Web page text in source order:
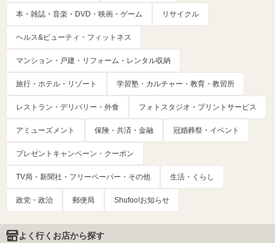
本・雑誌・音楽・DVD・映画・ゲーム リサイクル
ヘルス&ビューティ・フィットネス
マンション・戸建・リフォーム・レンタル収納
旅行・ホテル・リゾート 学習塾・カルチャー・教育・教習所
レストラン・デリバリー・外食 フォトスタジオ・プリントサービス
アミューズメント 保険・共済・金融 冠婚葬祭・イベント
プレゼントキャンペーン・クーポン
TV局・新聞社・フリーペーパー・その他 生活・くらし
政党・政治 郵便局 Shufoo!お知らせ
よく行くお店から探す